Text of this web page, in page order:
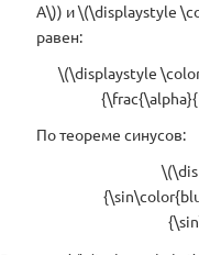
A\)) и \(\displaystyle
равен:
\(\displaystyle
По теореме синусов: